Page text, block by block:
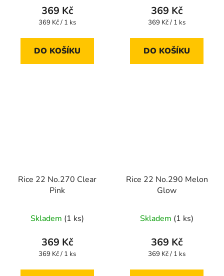
369 Kč
Měrná
369 Kč / 1 ks
DO KOŠÍKU
369 Kč
Měrná
369 Kč / 1 ks
DO KOŠÍKU
Rice 22 No.270 Clear
Pink
Skladem (1 ks)
369 Kč
Měrná
369 Kč / 1 ks
Rice 22 No.290 Melon
Glow
Skladem (1 ks)
369 Kč
Měrná
369 Kč / 1 ks